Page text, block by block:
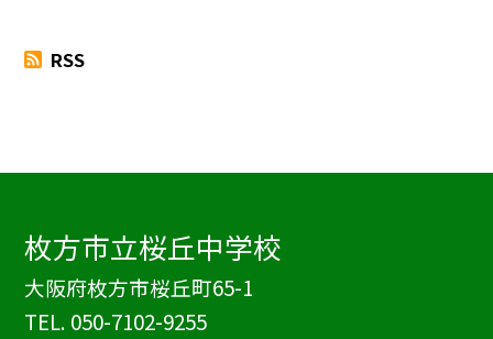
RSS
枚方市立桜丘中学校
大阪府枚方市桜丘町65-1
TEL. 050-7102-9255